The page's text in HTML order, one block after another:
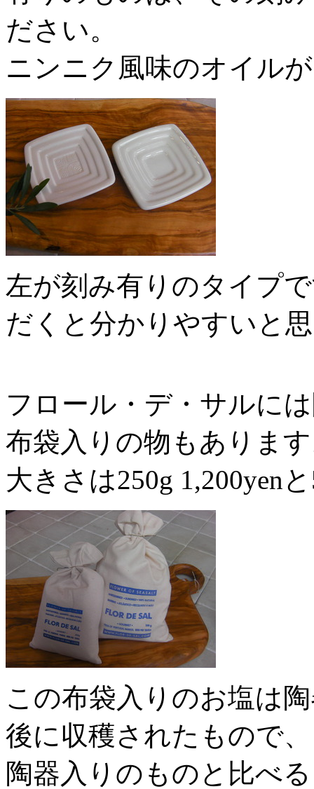
ださい。
ニンニク風味のオイル
左が刻み有りのタイプ
だくと分かりやすいと
フロール・デ・サルに
布袋入りの物もありま
大きさは250g 1,200yen
この布袋入りのお塩は
後に収穫されたもので、
陶器入りのものと比べ